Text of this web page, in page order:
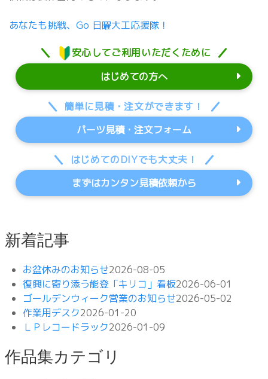
あなたも挑戦、Go 日曜大工応援隊！
安心してご利用いただくために
はじめての方へ
簡単に見積・注文ができます！
パーツ見積・注文フォーム
はじめてのDIYでも大丈夫！
まずはカンタン見積依頼から
新着記事
お盆休みのお知らせ2026-08-05
復興に寄り添う能登「キリコ」看板2026-06-01
ゴールデンウィーク営業のお知らせ2026-05-02
作業用デスク2026-01-20
ＬＰレコードラック2026-01-09
作品集カテゴリ